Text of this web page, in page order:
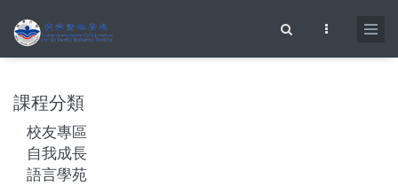
課程分類
校友專區
自我成長
語言學苑